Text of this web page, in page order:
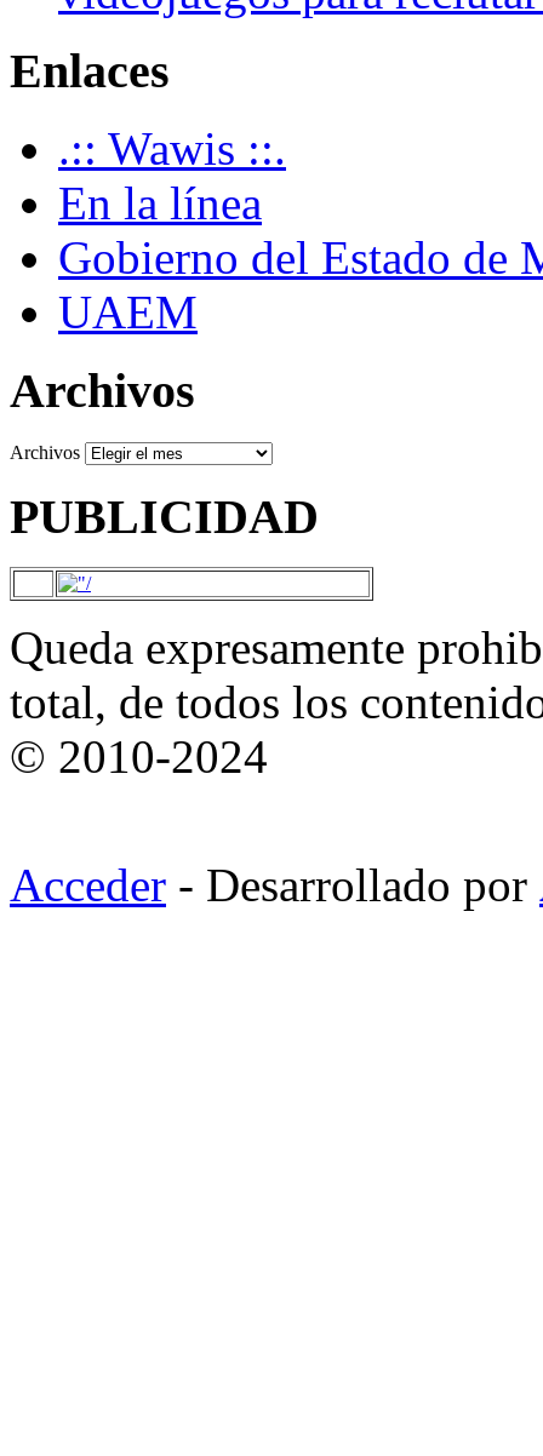
Enlaces
.:: Wawis ::.
En la línea
Gobierno del Estado de
UAEM
Archivos
Archivos
PUBLICIDAD
Queda expresamente
total, de todos los
© 2010-2024
Acceder - Desarrollado por